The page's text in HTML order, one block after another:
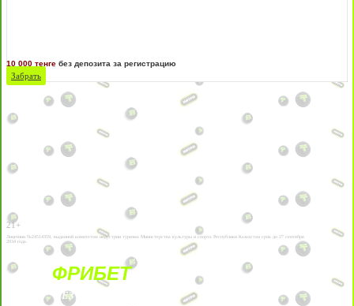
10 000 тенге без депозита за регистрацию
Забрать
21+
Лицензии №24514359, выданной комитетом индустрии туризма Министерства культуры и спорта Республики Казахстан срок до 27 сентября
2034 года.
ФРИБЕТ
БЕЗ УСЛОВИЙ